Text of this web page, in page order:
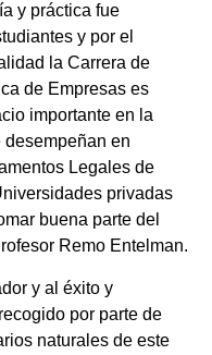
y práctica fue
y por el
la Carrera de
de Empresas es
importante en la
en
Legales de
privadas
buena parte del
Remo Entelman.
y al éxito y
por parte de
naturales de este